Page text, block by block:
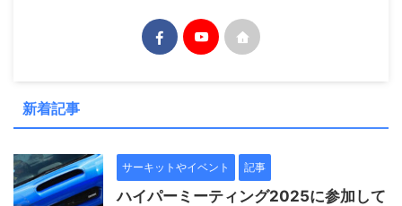
新着記事
サーキットやイベント 記事
ハイパーミーティング2025に参加して